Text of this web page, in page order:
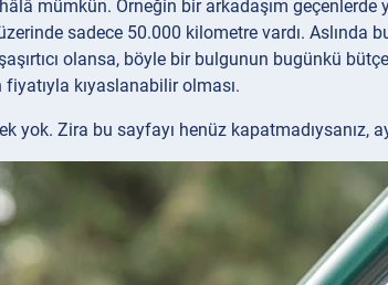
mümkün. Örneğin bir arkadaşım geçenlerde
sadece 50.000 kilometre vardı. Aslında
olansa, böyle bir bulgunun bugünkü
kıyaslanabilir olması.
yok. Zira bu sayfayı henüz kapatmadıysanız,